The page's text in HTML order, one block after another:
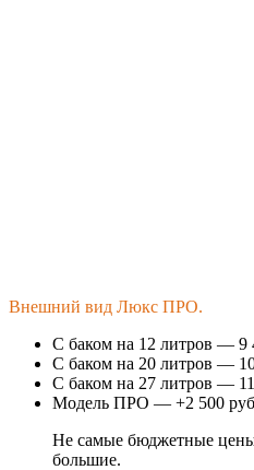
Внешний вид Люкс ПРО.
С баком на 12 литров — 9
С баком на 20 литров —
С баком на 27 литров —
Модель ПРО — +2 500
Не самые бюджетные
большие.